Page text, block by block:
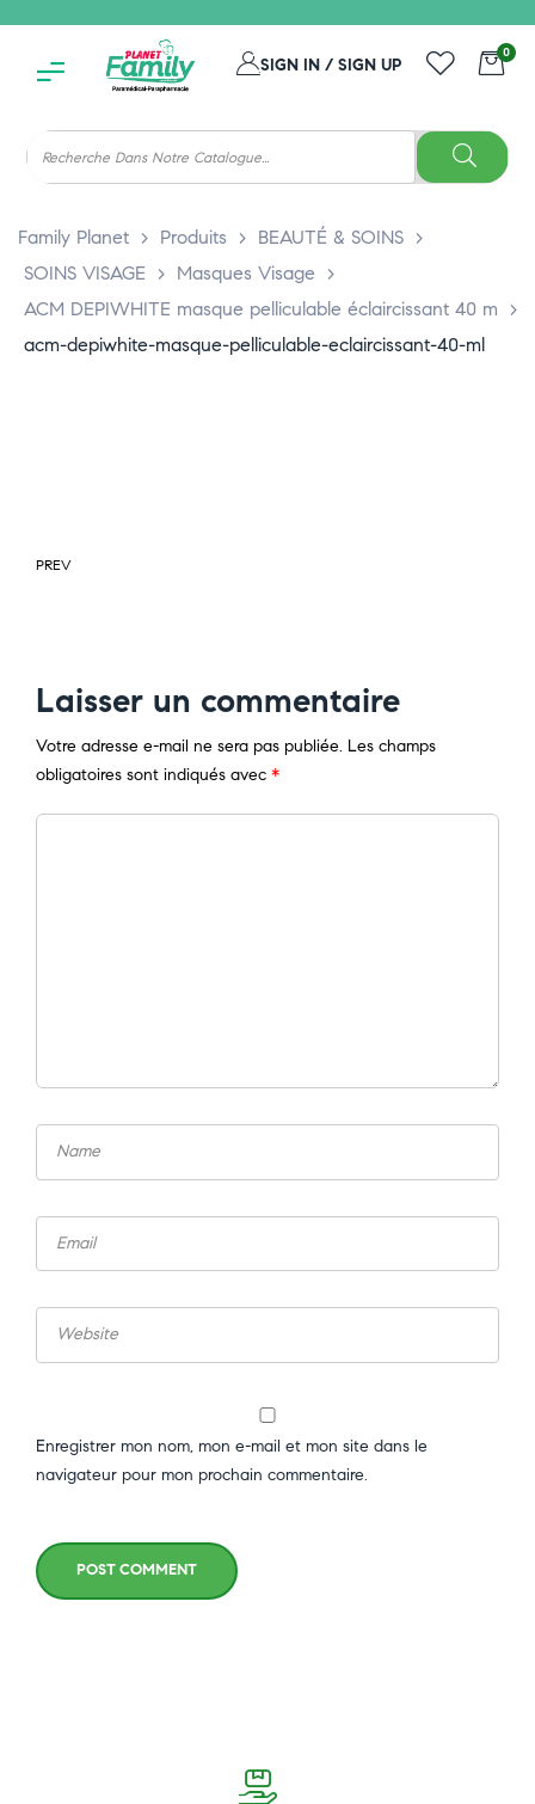
SIGN IN / SIGN UP
0
Family Planet > Produits > BEAUTÉ & SOINS >
SOINS VISAGE
> Masques Visage
>
ACM DEPIWHITE masque pelliculable éclaircissant 40 m
>
acm-depiwhite-masque-pelliculable-eclaircissant-40-ml
PREV
Laisser un commentaire
Votre adresse e-mail ne sera pas publiée. Les champs
obligatoires sont indiqués avec *
Enregistrer mon nom, mon e-mail et mon site dans le
navigateur pour mon prochain commentaire.
POST COMMENT